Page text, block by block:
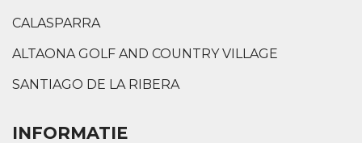
CALASPARRA
ALTAONA GOLF AND COUNTRY VILLAGE
SANTIAGO DE LA RIBERA
INFORMATIE